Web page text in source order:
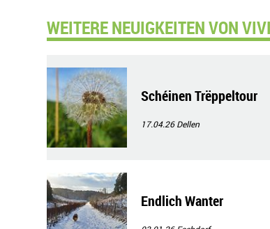
WEITERE NEUIGKEITEN VON
Schéinen Trëppeltour
17.04.26Dellen
Endlich Wanter